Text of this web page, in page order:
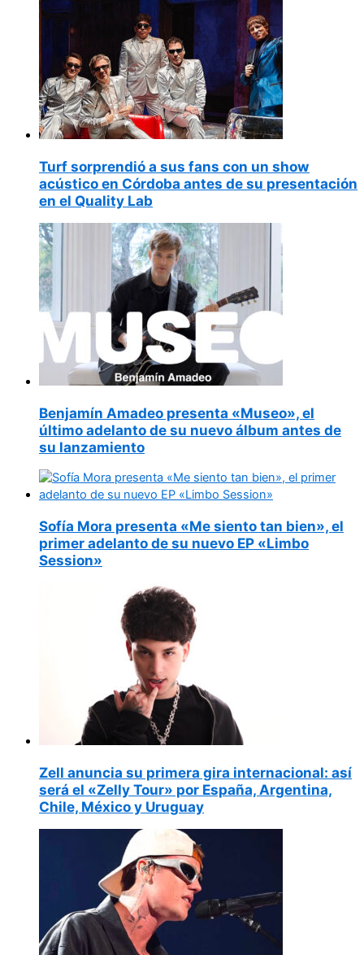
Turf sorprendió a sus fans con un show
acústico en Córdoba antes de su presentación
en el Quality Lab
Benjamín Amadeo presenta «Museo», el
último adelanto de su nuevo álbum antes de
su lanzamiento
Sofía Mora presenta «Me siento tan bien», el
primer adelanto de su nuevo EP «Limbo
Session»
Zell anuncia su primera gira internacional: así
será el «Zelly Tour» por España, Argentina,
Chile, México y Uruguay